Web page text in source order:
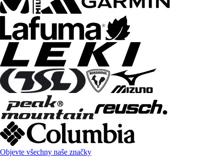
Objevte všechny naše značky